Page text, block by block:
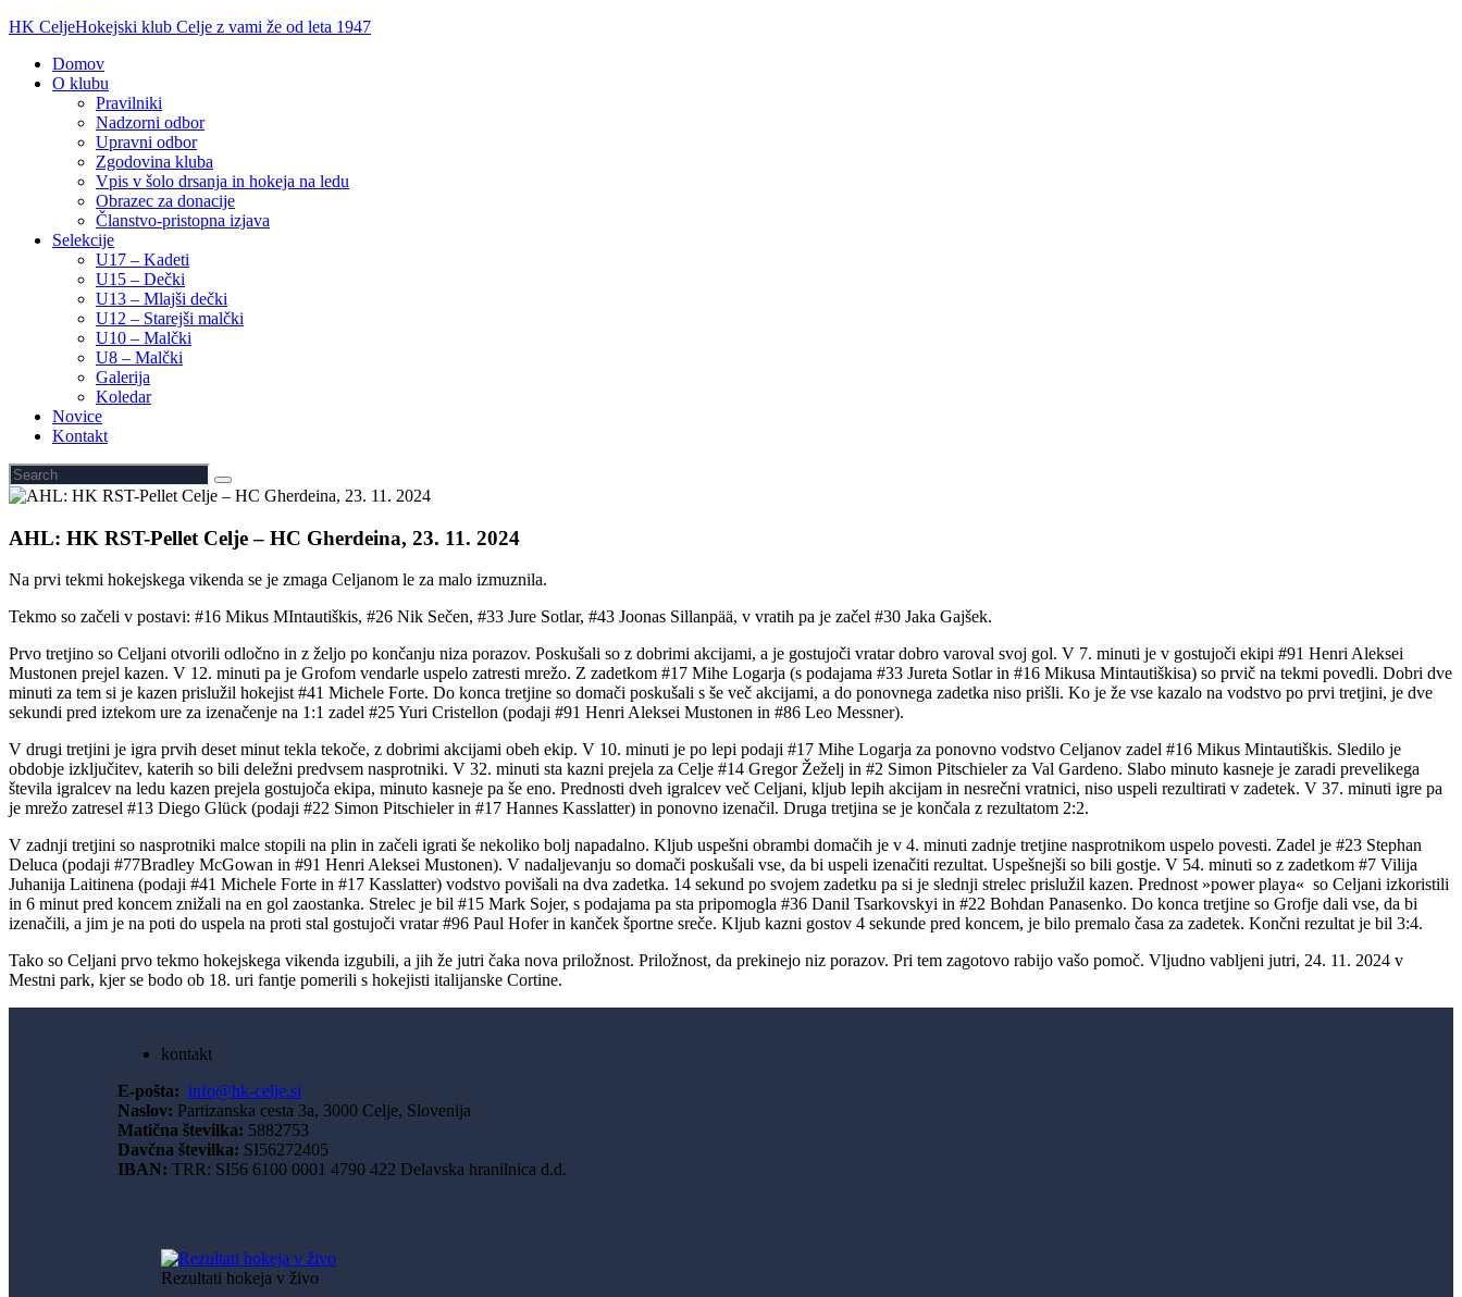
HK CeljeHokejski klub Celje z vami že od leta 1947
Domov
O klubu
Pravilniki
Nadzorni odbor
Upravni odbor
Zgodovina kluba
Vpis v šolo drsanja in hokeja na ledu
Obrazec za donacije
Članstvo-pristopna izjava
Selekcije
U17 – Kadeti
U15 – Dečki
U13 – Mlajši dečki
U12 – Starejši malčki
U10 – Malčki
U8 – Malčki
Galerija
Koledar
Novice
Kontakt
AHL: HK RST-Pellet Celje – HC Gherdeina, 23. 11. 2024
Na prvi tekmi hokejskega vikenda se je zmaga Celjanom le za malo izmuznila.
Tekmo so začeli v postavi: #16 Mikus MIntautiškis, #26 Nik Sečen, #33 Jure Sotlar, #43 Joonas Sillanpää, v vratih pa je začel #30 Jaka Gajšek.
Prvo tretjino so Celjani otvorili odločno in z željo po končanju niza porazov. Poskušali so z dobrimi akcijami, a je gostujoči vratar dobro varoval svoj gol. V 7. minuti je v gostujoči ekipi #91 Henri Aleksei
Mustonen prejel kazen. V 12. minuti pa je Grofom vendarle uspelo zatresti mrežo. Z zadetkom #17 Mihe Logarja (s podajama #33 Jureta Sotlar in #16 Mikusa Mintautiškisa) so prvič na tekmi povedli. Dobri dve
minuti za tem si je kazen prislužil hokejist #41 Michele Forte. Do konca tretjine so domači poskušali s še več akcijami, a do ponovnega zadetka niso prišli. Ko je že vse kazalo na vodstvo po prvi tretjini, je dve
sekundi pred iztekom ure za izenačenje na 1:1 zadel #25 Yuri Cristellon (podaji #91 Henri Aleksei Mustonen in #86 Leo Messner).
V drugi tretjini je igra prvih deset minut tekla tekoče, z dobrimi akcijami obeh ekip. V 10. minuti je po lepi podaji #17 Mihe Logarja za ponovno vodstvo Celjanov zadel #16 Mikus Mintautiškis. Sledilo je
obdobje izključitev, katerih so bili deležni predvsem nasprotniki. V 32. minuti sta kazni prejela za Celje #14 Gregor Žeželj in #2 Simon Pitschieler za Val Gardeno. Slabo minuto kasneje je zaradi prevelikega
števila igralcev na ledu kazen prejela gostujoča ekipa, minuto kasneje pa še eno. Prednosti dveh igralcev več Celjani, kljub lepih akcijam in nesrečni vratnici, niso uspeli rezultirati v zadetek. V 37. minuti igre pa
je mrežo zatresel #13 Diego Glück (podaji #22 Simon Pitschieler in #17 Hannes Kasslatter) in ponovno izenačil. Druga tretjina se je končala z rezultatom 2:2.
V zadnji tretjini so nasprotniki malce stopili na plin in začeli igrati še nekoliko bolj napadalno. Kljub uspešni obrambi domačih je v 4. minuti zadnje tretjine nasprotnikom uspelo povesti. Zadel je #23 Stephan
Deluca (podaji #77Bradley McGowan in #91 Henri Aleksei Mustonen). V nadaljevanju so domači poskušali vse, da bi uspeli izenačiti rezultat. Uspešnejši so bili gostje. V 54. minuti so z zadetkom #7 Vilija
Juhanija Laitinena (podaji #41 Michele Forte in #17 Kasslatter) vodstvo povišali na dva zadetka. 14 sekund po svojem zadetku pa si je slednji strelec prislužil kazen. Prednost »power playa« so Celjani izkoristili
in 6 minut pred koncem znižali na en gol zaostanka. Strelec je bil #15 Mark Sojer, s podajama pa sta pripomogla #36 Danil Tsarkovskyi in #22 Bohdan Panasenko. Do konca tretjine so Grofje dali vse, da bi
izenačili, a jim je na poti do uspela na proti stal gostujoči vratar #96 Paul Hofer in kanček športne sreče. Kljub kazni gostov 4 sekunde pred koncem, je bilo premalo časa za zadetek. Končni rezultat je bil 3:4.
Tako so Celjani prvo tekmo hokejskega vikenda izgubili, a jih že jutri čaka nova priložnost. Priložnost, da prekinejo niz porazov. Pri tem zagotovo rabijo vašo pomoč. Vljudno vabljeni jutri, 24. 11. 2024 v
Mestni park, kjer se bodo ob 18. uri fantje pomerili s hokejisti italijanske Cortine.
kontakt
E-pošta: info@hk-celje.si
Naslov: Partizanska cesta 3a, 3000 Celje, Slovenija
Matična številka: 5882753
Davčna številka: SI56272405
IBAN: TRR: SI56 6100 0001 4790 422 Delavska hranilnica d.d.
Rezultati hokeja v živo